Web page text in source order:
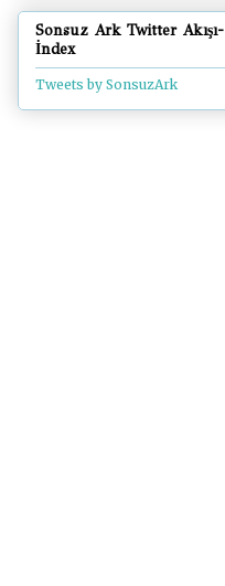
Sonsuz Ark Twitter Akışı-
İndex
Tweets by SonsuzArk